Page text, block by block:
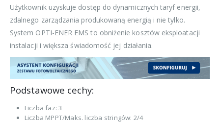
Użytkownik uzyskuje dostęp do dynamicznych taryf energii,
zdalnego zarządzania produkowaną energią i nie tylko.
System OPTI-ENER EMS to obniżenie kosztów eksploatacji
instalacji i większa świadomość jej działania.
Podstawowe cechy:
Liczba faz: 3
Liczba MPPT/Maks. liczba stringów: 2/4